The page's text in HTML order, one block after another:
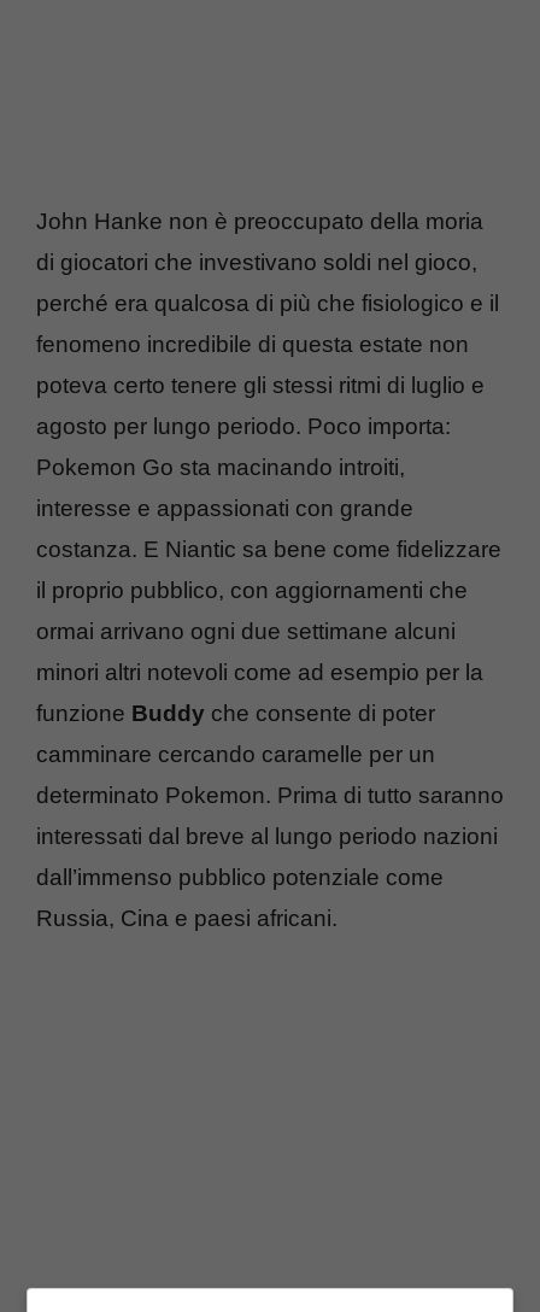
John Hanke non è preoccupato della moria
di giocatori che investivano soldi nel gioco,
perché era qualcosa di più che fisiologico e il
fenomeno incredibile di questa estate non
poteva certo tenere gli stessi ritmi di luglio e
agosto per lungo periodo. Poco importa:
Pokemon Go sta macinando introiti,
interesse e appassionati con grande
costanza. E Niantic sa bene come fidelizzare
il proprio pubblico, con aggiornamenti che
ormai arrivano ogni due settimane alcuni
minori altri notevoli come ad esempio per la
funzione Buddy che consente di poter
camminare cercando caramelle per un
determinato Pokemon. Prima di tutto saranno
interessati dal breve al lungo periodo nazioni
dall’immenso pubblico potenziale come
Russia, Cina e paesi africani.